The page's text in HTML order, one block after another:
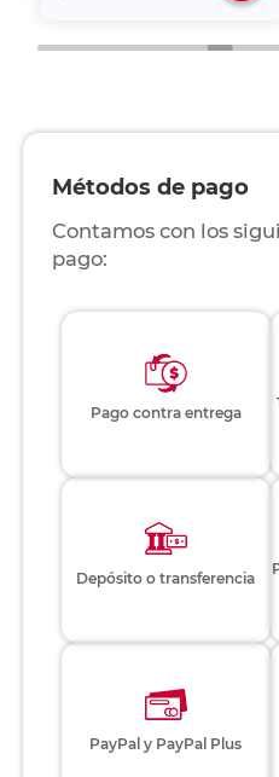
Métodos de pago
Contamos con los
pago:
Pago contra entrega
Depósito o transferencia
PayPal y PayPal Plus